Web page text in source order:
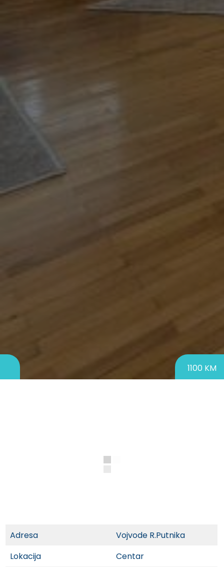
1100 KM
Adresa
Vojvode R.Putnika
Lokacija
Centar